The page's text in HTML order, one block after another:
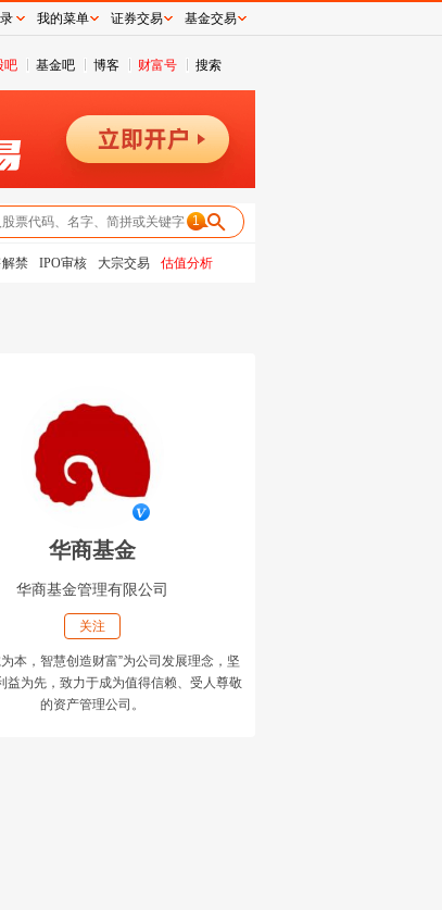
吧 基金吧 博客 财富号 搜索
1
解禁 IPO审核 大宗交易 估值分析
华商基金
华商基金管理有限公司
关注
为本，智慧创造财富”为公司发展理念，坚
益为先，致力于成为值得信赖、受人尊敬
的资产管理公司。
我的菜单 证券交易 基金交易